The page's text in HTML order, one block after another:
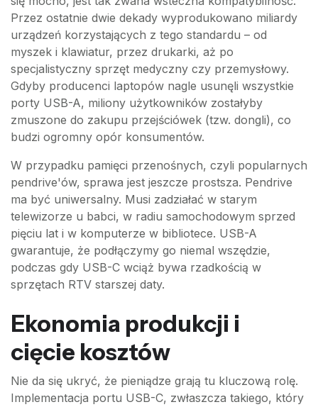
Przez ostatnie dwie dekady wyprodukowano miliardy
urządzeń korzystających z tego standardu – od
myszek i klawiatur, przez drukarki, aż po
specjalistyczny sprzęt medyczny czy przemysłowy.
Gdyby producenci laptopów nagle usunęli wszystkie
porty USB-A, miliony użytkowników zostałyby
zmuszone do zakupu przejściówek (tzw. dongli), co
budzi ogromny opór konsumentów.
W przypadku pamięci przenośnych, czyli popularnych
pendrive'ów, sprawa jest jeszcze prostsza. Pendrive
ma być uniwersalny. Musi zadziałać w starym
telewizorze u babci, w radiu samochodowym sprzed
pięciu lat i w komputerze w bibliotece. USB-A
gwarantuje, że podłączymy go niemal wszędzie,
podczas gdy USB-C wciąż bywa rzadkością w
sprzętach RTV starszej daty.
Ekonomia produkcji i
cięcie kosztów
Nie da się ukryć, że pieniądze grają tu kluczową rolę.
Implementacja portu USB-C, zwłaszcza takiego, który